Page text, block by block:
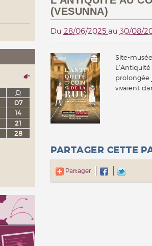
(VESUNNA)
Du 28/06/2025 au 30/08/
Site-
prolongée
vivaient
PARTAGER CETTE
Partager
D
07
14
21
28